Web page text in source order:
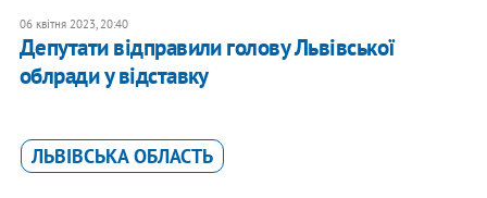
06 квітня 2023, 20:40
Депутати відправили голову Львівської
облради у відставку
ЛЬВІВСЬКА ОБЛАСТЬ